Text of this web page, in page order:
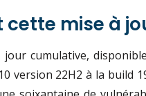
mise à
cumulative,
22H2 à la build